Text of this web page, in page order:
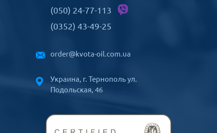
(050) 24-77-113
(0352) 43-49-25
order@kvota-oil.com.ua
Украина, г. Тернополь ул.
Подольская, 46